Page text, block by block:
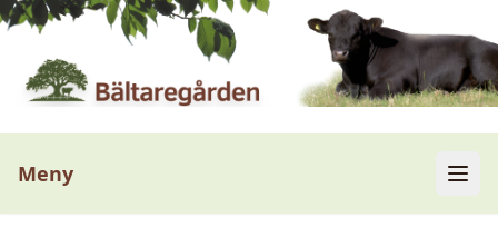
Meny